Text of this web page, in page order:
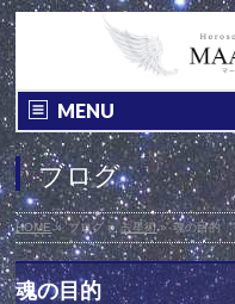
MENU
ブログ
HOME» ブログ » 占星術» 魂の目的
魂の目的